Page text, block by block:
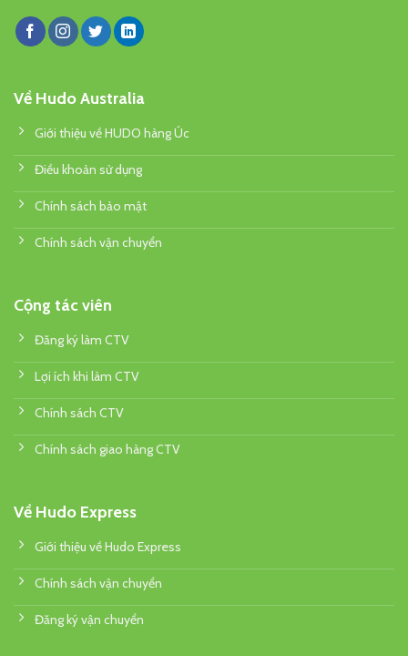
Về Hudo Australia
Giới thiệu về HUDO hàng Úc
Điều khoản sử dụng
Chính sách bảo mật
Chính sách vận chuyển
Cộng tác viên
Đăng ký làm CTV
Lợi ích khi làm CTV
Chính sách CTV
Chính sách giao hàng CTV
Về Hudo Express
Giới thiệu về Hudo Express
Chính sách vận chuyển
Đăng ký vận chuyển